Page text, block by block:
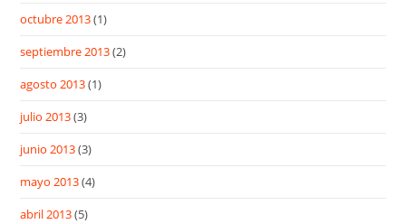
octubre 2013(1)
septiembre 2013(2)
agosto 2013(1)
julio 2013(3)
junio 2013(3)
mayo 2013(4)
abril 2013(5)